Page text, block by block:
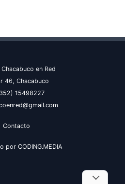
en Red
46, Chacabuco
15498227
Contacto
por CODING.MEDIA